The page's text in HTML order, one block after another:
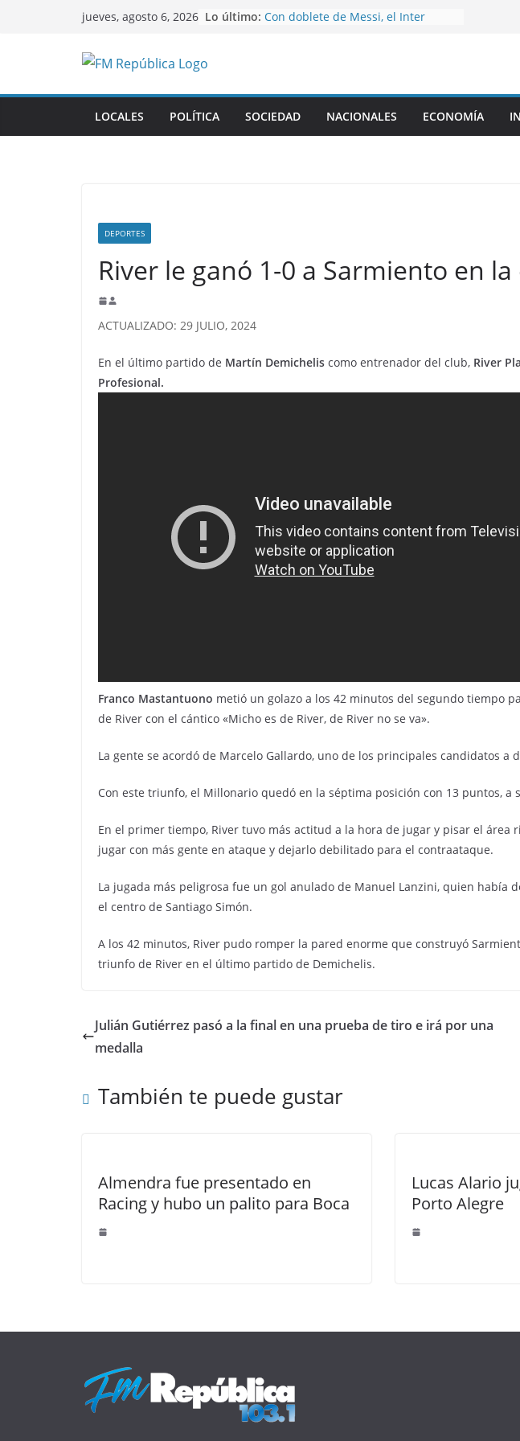
jueves, agosto 6, 2026 Lo último: Con doblete de Messi, el Inter
viento
Se confirmó el cronograma de la
LOCALES POLÍTICA SOCIEDAD NACIONALES ECONOMÍA
DEPORTES
River le ganó 1-0 a Sarmiento en
ACTUALIZADO: 29 JULIO, 2024
En el último partido de Martín Demichelis como entrenador del club, River
Profesional.
Franco Mastantuono metió un golazo a los 42 minutos del segundo tiempo
de River con el cántico «Micho es de River, de River no se va».
La gente se acordó de Marcelo Gallardo, uno de los principales candidatos
Con este triunfo, el Millonario quedó en la séptima posición con 13 puntos,
En el primer tiempo, River tuvo más actitud a la hora de jugar y pisar el
jugar con más gente en ataque y dejarlo debilitado para el contraataque.
La jugada más peligrosa fue un gol anulado de Manuel Lanzini, quien
el centro de Santiago Simón.
A los 42 minutos, River pudo romper la pared enorme que construyó
triunfo de River en el último partido de Demichelis.
Julián Gutiérrez pasó a la final en una prueba de tiro e irá por una
medalla
También te puede gustar
Almendra fue presentado en
Racing y hubo un palito para Boca
Lucas Alario
Porto Alegre